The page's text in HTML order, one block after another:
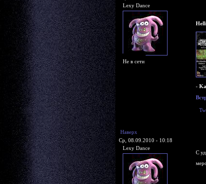
Lexy Dance
Не в сети
-
Наверх
Ср, 08.09.2010 - 10:18
Lexy Dance
С